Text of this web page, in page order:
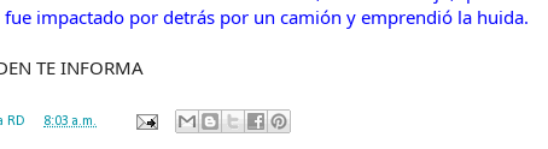
impactado por detrás por un camión y emprendió la huida.
TE INFORMA
RD 8:03 a.m.